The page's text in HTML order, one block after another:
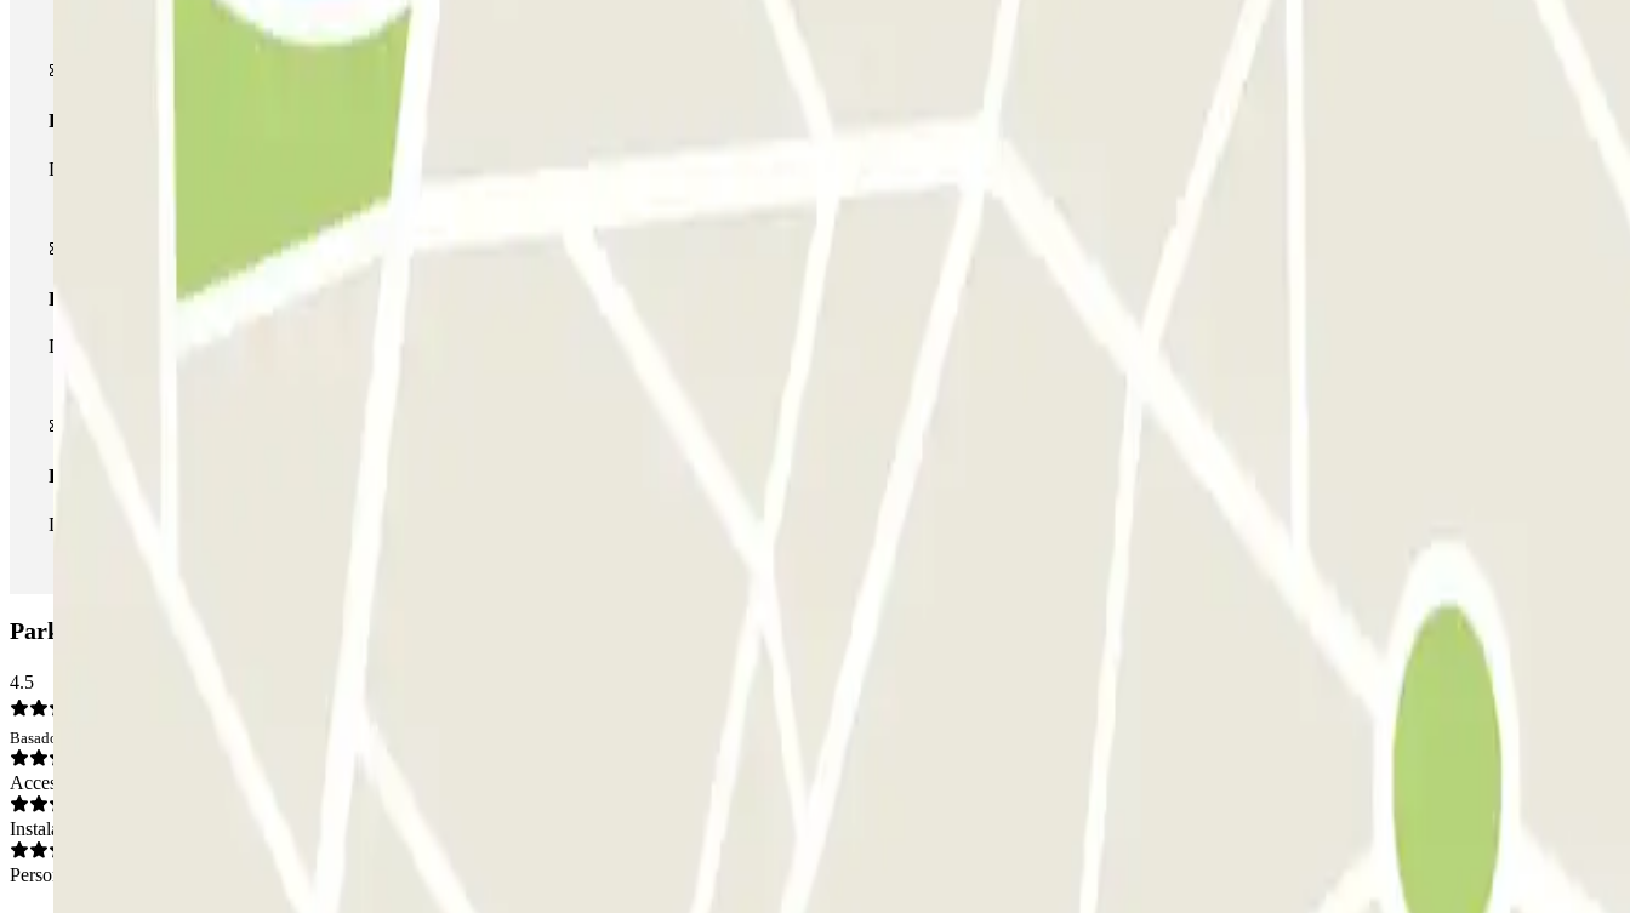
Pase básico
Durante tu estancia podrás entrar y salir una única vez al parking
Pase multiparking
Durante tu estancia podrás hacer uso de toda la red de parkings de este operador disponibles en Parclick.
Pase ilimitado
Durante tu estancia podrás entrar y salir del parking todas las veces que quieras.
Parking BSM Sant Andreu Teatre: Opiniones
4.5
Basado en 27 opiniones
Acceso
Instalaciones
Personal